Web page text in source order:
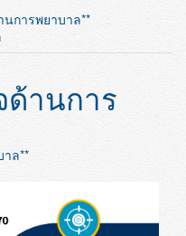
นการพยาบาล**
านการ
าล**